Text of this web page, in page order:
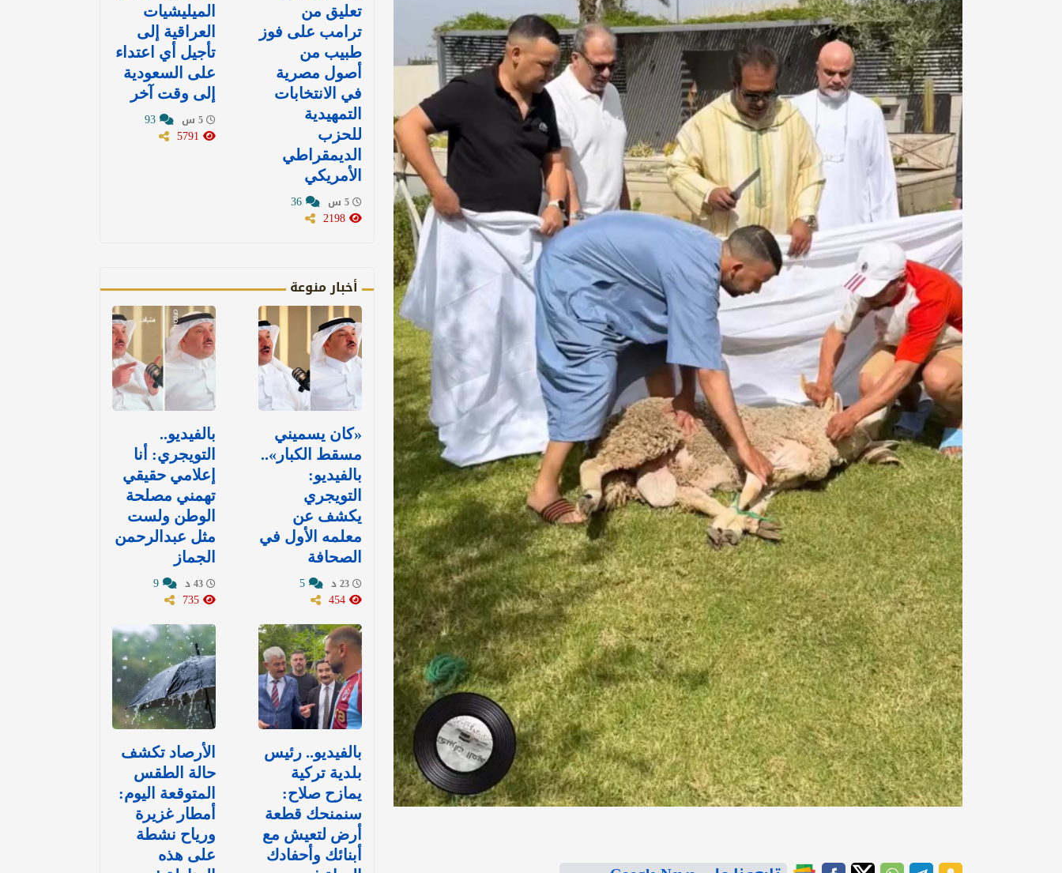
تعليق من
ترامب على فوز
طبيب من
أصول مصرية
في الانتخابات
التمهيدية
للحزب
الديمقراطي
الأمريكي
الميليشيات
العراقية إلى
تأجيل أي اعتداء
على السعودية
إلى وقت آخر
أخبار منوعة
«كان يسميني
مسقط الكبار»..
بالفيديو:
التويجري
يكشف عن
معلمه الأول في
الصحافة
بالفيديو..
التويجري: أنا
إعلامي حقيقي
تهمني مصلحة
الوطن ولست
مثل عبدالرحمن
الجماز
بالفيديو.. رئيس
بلدية تركية
يمازح صلاح:
سنمنحك قطعة
أرض لتعيش مع
أبنائك وأحفادك
الأرصاد تكشف
حالة الطقس
المتوقعة اليوم:
أمطار غزيرة
ورياح نشطة
على هذه